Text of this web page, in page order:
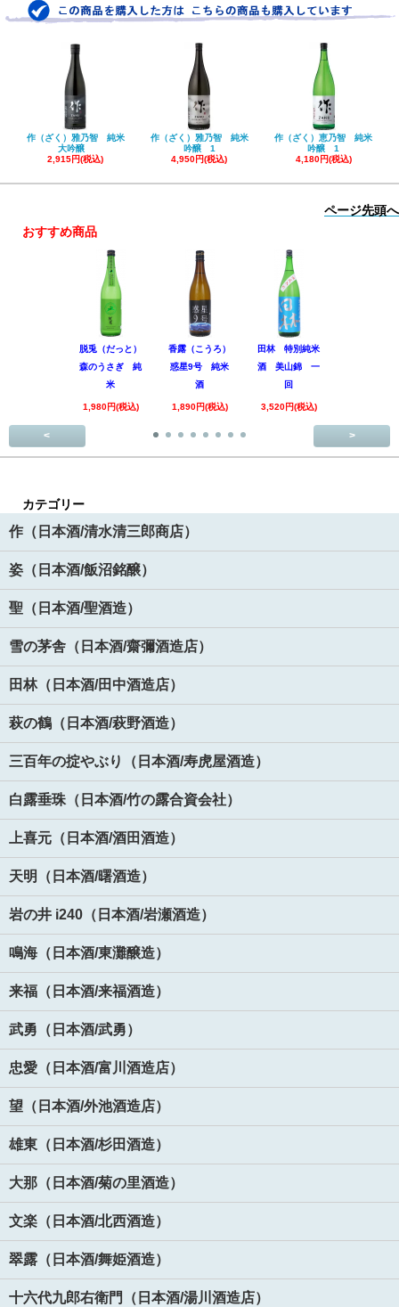
作（ざく）雅乃智 純米
大吟醸
2,915円(税込)
作（ざく）雅乃智 純米
吟醸 1
4,950円(税込)
作（ざく）恵乃智 純米
吟醸 1
4,180円(税込)
ページ先頭へ
おすすめ商品
脱兎（だっと）
森のうさぎ 純
米
1,980円(税込)
香露（こうろ）
惑星9号 純米
酒
1,890円(税込)
田林 特別純米
酒 美山錦 一
回
3,520円(税込)
< >
カテゴリー
作（日本酒/清水清三郎商店）
姿（日本酒/飯沼銘醸）
聖（日本酒/聖酒造）
雪の茅舎（日本酒/齋彌酒造店）
田林（日本酒/田中酒造店）
萩の鶴（日本酒/萩野酒造）
三百年の掟やぶり（日本酒/寿虎屋酒造）
白露垂珠（日本酒/竹の露合資会社）
上喜元（日本酒/酒田酒造）
天明（日本酒/曙酒造）
岩の井 i240（日本酒/岩瀬酒造）
鳴海（日本酒/東灘醸造）
来福（日本酒/来福酒造）
武勇（日本酒/武勇）
忠愛（日本酒/富川酒造店）
望（日本酒/外池酒造店）
雄東（日本酒/杉田酒造）
大那（日本酒/菊の里酒造）
文楽（日本酒/北西酒造）
翠露（日本酒/舞姫酒造）
十六代九郎右衛門（日本酒/湯川酒造店）